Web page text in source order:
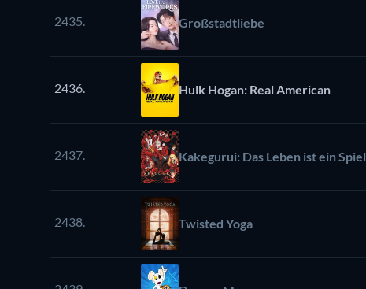
2435. Großstadtliebe
2436. Hulk Hogan: Real American
2437. Kakegurui: Das Leben ist ein Spiel
2438. Twisted Yoga